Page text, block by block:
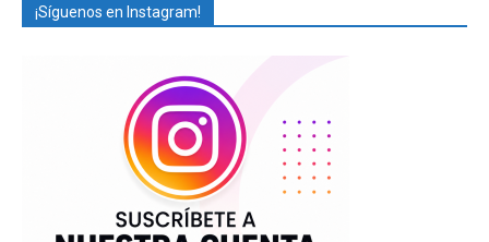
¡Síguenos en Instagram!